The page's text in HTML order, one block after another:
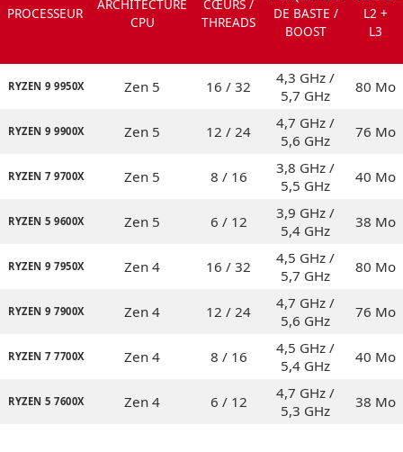
PROCESSEUR
ARCHITECTURE
CPU
CŒURS /
THREADS
DE BASTE /
BOOST
L2 +
L3
RYZEN 9 9950X Zen 5 16 / 32
4,3 GHz /
5,7 GHz
80 Mo
RYZEN 9 9900X Zen 5 12 / 24
4,7 GHz /
5,6 GHz
76 Mo
RYZEN 7 9700X Zen 5 8 / 16
3,8 GHz /
5,5 GHz
40 Mo
RYZEN 5 9600X Zen 5 6 / 12
3,9 GHz /
5,4 GHz
38 Mo
RYZEN 9 7950X Zen 4 16 / 32
4,5 GHz /
5,7 GHz
80 Mo
RYZEN 9 7900X Zen 4 12 / 24
4,7 GHz /
5,6 GHz
76 Mo
RYZEN 7 7700X Zen 4 8 / 16
4,5 GHz /
5,4 GHz
40 Mo
RYZEN 5 7600X Zen 4 6 / 12
4,7 GHz /
5,3 GHz
38 Mo